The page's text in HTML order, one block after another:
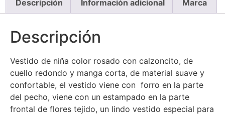
Descripción Información adicional Marca
Descripción
Vestido de niña color rosado con calzoncito, de
cuello redondo y manga corta, de material suave y
confortable, el vestido viene con forro en la parte
del pecho, viene con un estampado en la parte
frontal de flores tejido, un lindo vestido especial para